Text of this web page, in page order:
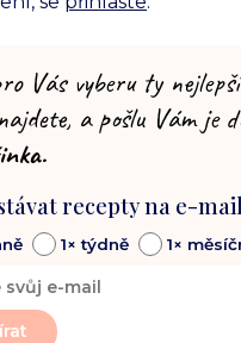
Vás vyberu ty
a pošlu Vám je
recepty na e-
1× týdně 1×